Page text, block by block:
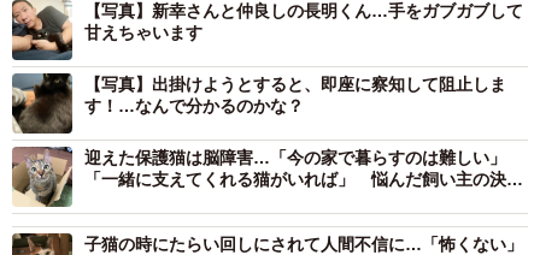
【写真】新幸さんと仲良しの長明くん…手をガブガブして
甘えちゃいます
【写真】出掛けようとすると、即座に察知して阻止しま
す！…なんで分かるのかな？
迎えた保護猫は脳障害…「今の家で暮らすのは難しい」
「一緒に支えてくれる猫がいれば」 悩んだ飼い主の決断
子猫の時にたらい回しにされて人間不信に…「怖くない」